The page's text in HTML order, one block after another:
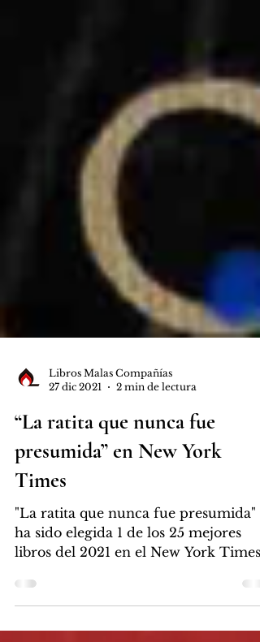
Libros Malas Compañías
27 dic 2021
2 min de lectura
“La ratita que nunca fue
presumida” en New York
Times
"La ratita que nunca fue presumida"